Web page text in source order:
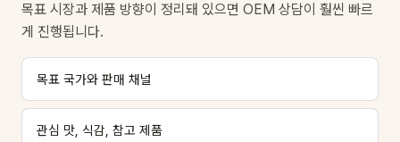
목표 시장과 제품 방향이 정리돼 있으면 OEM 상담이 훨씬 빠르
게 진행됩니다.
목표 국가와 판매 채널
관심 맛, 식감, 참고 제품